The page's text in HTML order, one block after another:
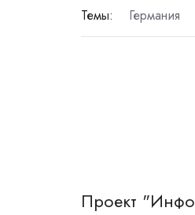
Темы: Германия
Проект